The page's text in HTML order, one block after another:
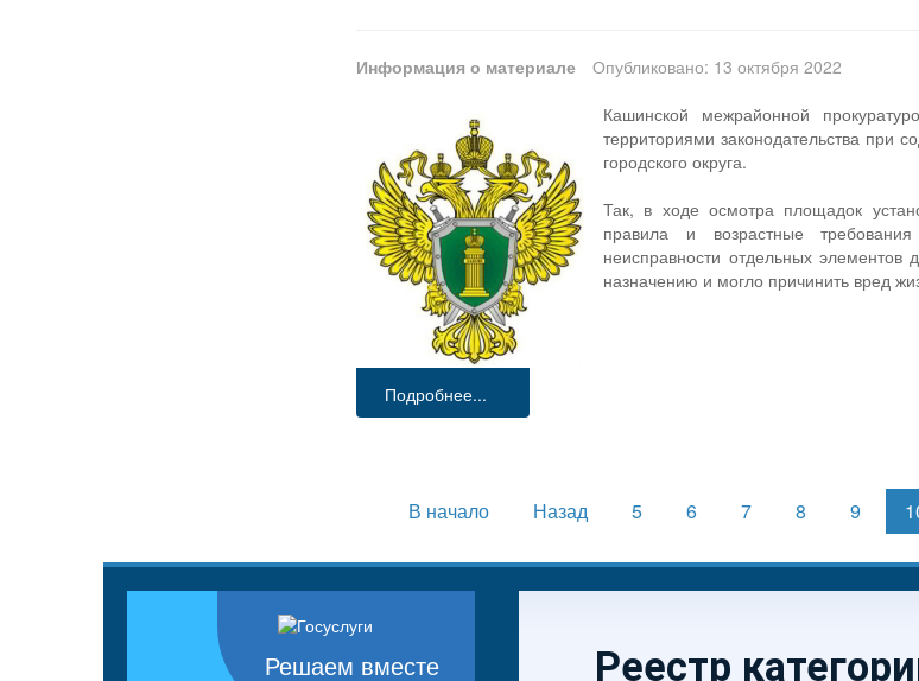
Информация о материале
Опубликовано: 13 октября 2022
Кашинской межрайонной
территориями законодательства при
городского округа.
Так, в ходе осмотра площадок
правила и возрастные
неисправности отдельных элементов
назначению и могло причинить вред
Подробнее...
В начало Назад 5 6 7 8 9
Решаем вместе